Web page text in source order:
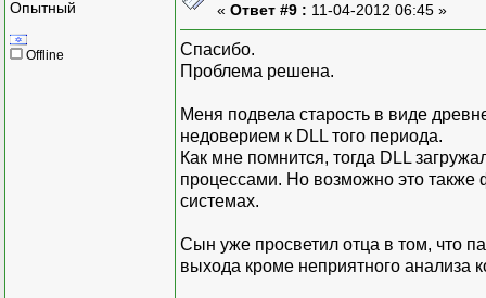
Опытный
Offline
« Ответ #9 : 11-04-2012 06:45 »
Спасибо.
Проблема решена.
Меня подвела старость в виде
недоверием к DLL того периода.
Как мне помнится, тогда DLL
процессами. Но возможно это также
системах.
Сын уже просветил отца в том, что
выхода кроме неприятного анализа